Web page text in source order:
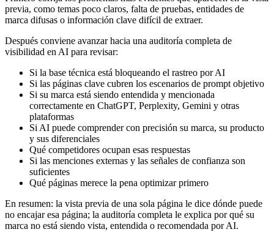
previa, como temas poco claros, falta de pruebas, entidades de
marca difusas o información clave difícil de extraer.
Después conviene avanzar hacia una auditoría completa de
visibilidad en AI para revisar:
Si la base técnica está bloqueando el rastreo por AI
Si las páginas clave cubren los escenarios de prompt objetivo
Si su marca está siendo entendida y mencionada
correctamente en ChatGPT, Perplexity, Gemini y otras
plataformas
Si AI puede comprender con precisión su marca, su producto
y sus diferenciales
Qué competidores ocupan esas respuestas
Si las menciones externas y las señales de confianza son
suficientes
Qué páginas merece la pena optimizar primero
En resumen: la vista previa de una sola página le dice dónde puede
no encajar esa página; la auditoría completa le explica por qué su
marca no está siendo vista, entendida o recomendada por AI.